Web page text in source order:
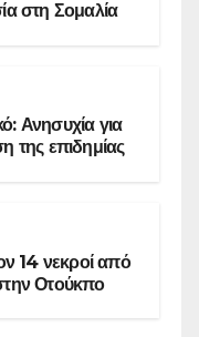
στη Σομαλία
Ανησυχία για
της επιδημίας
14 νεκροί από
Οτούκπο